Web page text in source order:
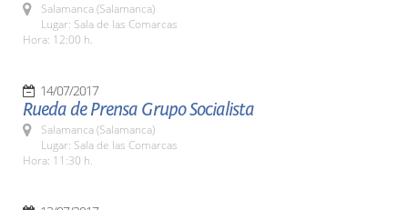
Salamanca (Salamanca)
Lugar: Sala de las Comarcas
Hora: 12:00 h.
14/07/2017
Rueda de Prensa Grupo Socialista
Salamanca (Salamanca)
Lugar: Sala de las Comarcas
Hora: 11:30 h.